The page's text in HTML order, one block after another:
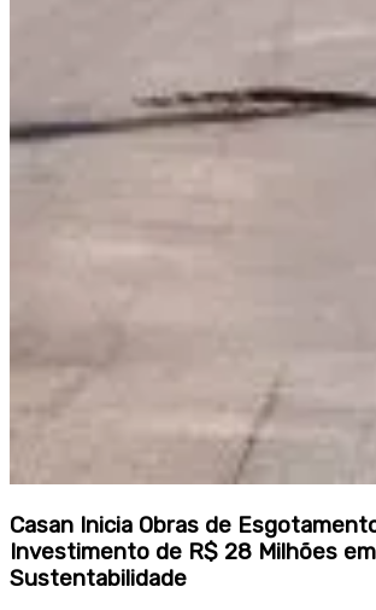
Casan Inicia Obras de
Investimento de R$ 28 Milhões
Sustentabilidade